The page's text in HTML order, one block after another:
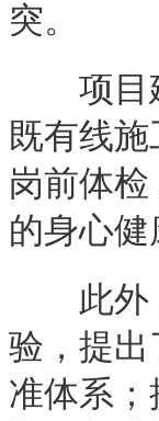
突。
项目建
既有线
岗前体
的身心
此外，
验，提出
准体系；